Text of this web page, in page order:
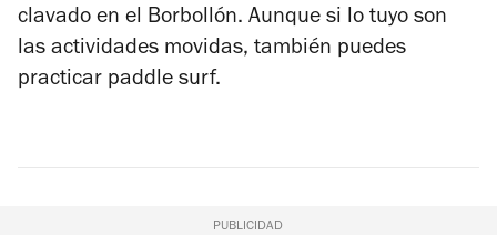
clavado en el Borbollón. Aunque si lo tuyo son
las actividades movidas, también puedes
practicar paddle surf.
PUBLICIDAD